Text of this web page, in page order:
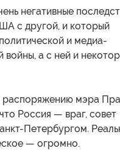
негативные
с другой, и который
и медиа-
войны, а с ней и
распоряжению мэра
Россия — враг, совет
Петербургом.
— огромно.